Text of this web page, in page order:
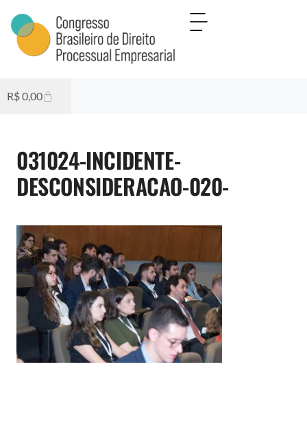
R$0,00
031024-INCIDENTE-
DESCONSIDERACAO-020-